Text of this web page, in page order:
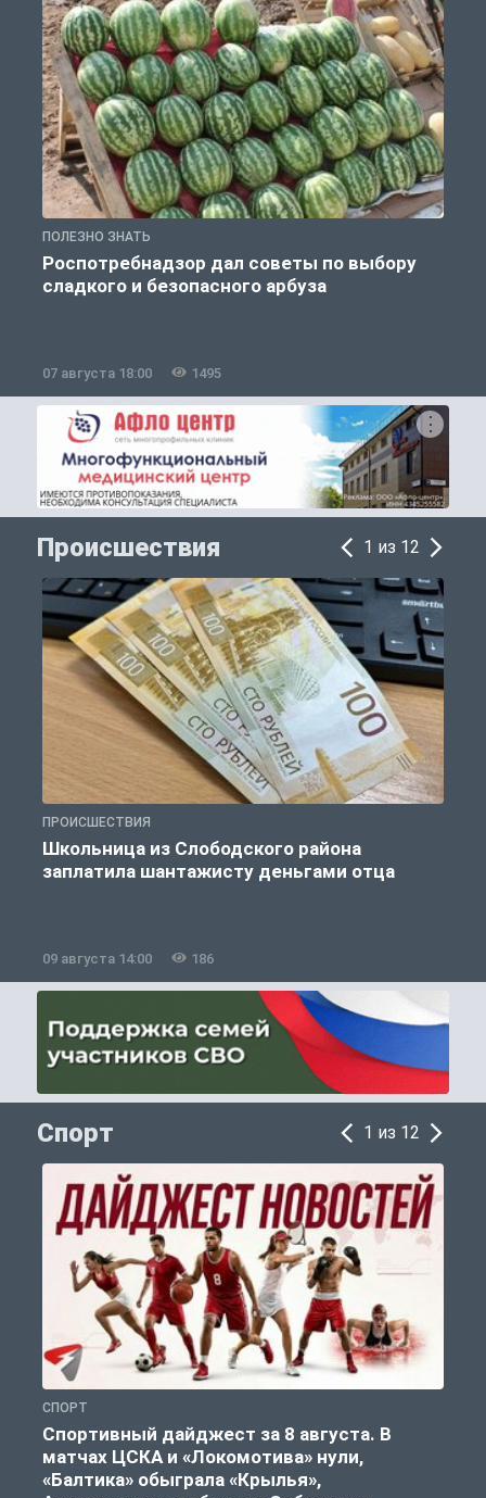
ПОЛЕЗНО ЗНАТЬ
Роспотребнадзор дал советы по выбору
сладкого и безопасного арбуза
07 августа 18:00 1495
Происшествия 1 из 12
ПРОИСШЕСТВИЯ
Школьница из Слободского района
заплатила шантажисту деньгами отца
09 августа 14:00 186
Спорт 1 из 12
СПОРТ
Спортивный дайджест за 8 августа. В
матчах ЦСКА и «Локомотива» нули,
«Балтика» обыграла «Крылья»,